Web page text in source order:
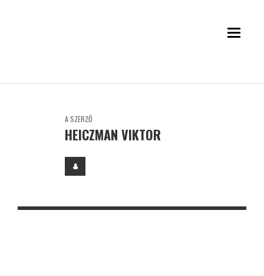
A SZERZŐ
HEICZMAN VIKTOR